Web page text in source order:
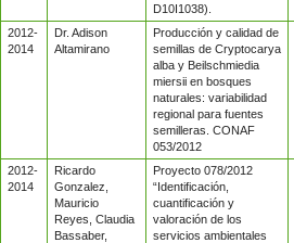
D10I1038).
2012-
2014
Dr. Adison
Altamirano
Producción y calidad de
semillas de Cryptocarya
alba y Beilschmiedia
miersii en bosques
naturales: variabilidad
regional para fuentes
semilleras. CONAF
053/2012
2012-
2014
Ricardo
Gonzalez,
Mauricio
Reyes, Claudia
Bassaber,
Proyecto 078/2012
“Identificación,
cuantificación y
valoración de los
servicios ambientales